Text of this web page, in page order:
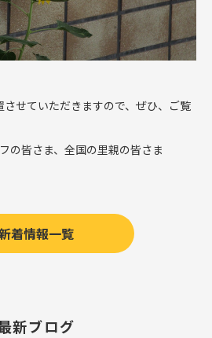
せていただきますので、ぜひ、ご覧
の皆さま、全国の里親の皆さま
着情報一覧
新ブログ